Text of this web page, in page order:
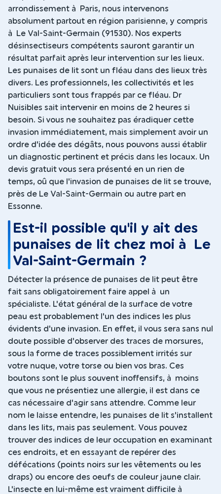
arrondissement à Paris, nous intervenons
absolument partout en région parisienne, y compris
à Le Val-Saint-Germain (91530). Nos experts
désinsectiseurs compétents sauront garantir un
résultat parfait après leur intervention sur les lieux.
Les punaises de lit sont un fléau dans des lieux très
divers. Les professionnels, les collectivités et les
particuliers sont tous frappés par ce fléau. Dr
Nuisibles sait intervenir en moins de 2 heures si
besoin. Si vous ne souhaitez pas éradiquer cette
invasion immédiatement, mais simplement avoir un
ordre d'idée des dégâts, nous pouvons aussi établir
un diagnostic pertinent et précis dans les locaux. Un
devis gratuit vous sera présenté en un rien de
temps, oû que l'invasion de punaises de lit se trouve,
près de Le Val-Saint-Germain ou autre part en
Essonne.
Est-il possible qu'il y ait des
punaises de lit chez moi à Le
Val-Saint-Germain ?
Détecter la présence de punaises de lit peut être
fait sans obligatoirement faire appel à un
spécialiste. L'état général de la surface de votre
peau est probablement l'un des indices les plus
évidents d'une invasion. En effet, il vous sera sans nul
doute possible d'observer des traces de morsures,
sous la forme de traces possiblement irrités sur
votre nuque, votre torse ou bien vos bras. Ces
boutons sont le plus souvent inoffensifs, à moins
que vous ne présentiez une allergie, il est dans ce
cas nécessaire d'agir sans attendre. Comme leur
nom le laisse entendre, les punaises de lit s'installent
dans les lits, mais pas seulement. Vous pouvez
trouver des indices de leur occupation en examinant
ces endroits, et en essayant de repérer des
défécations (points noirs sur les vêtements ou les
draps) ou encore des oeufs de couleur jaune clair.
L'insecte en lui-même est vraiment difficile à